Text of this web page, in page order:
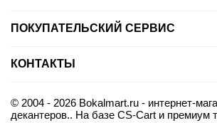
ПОКУПАТЕЛЬСКИЙ СЕРВИС
КОНТАКТЫ
© 2004 - 2026 Bokalmart.ru - интернет-
декантеров.. На базе CS-Cart и премиум